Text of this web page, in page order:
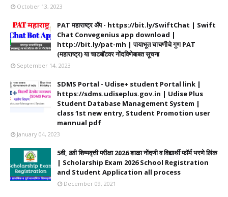
October 13, 2023
PAT महाराष्ट्र ॲप - https://bit.ly/SwiftChat | Swift
Chat Convegenius app download |
http://bit.ly/pat-mh | पायाभूत चाचणीचे गुण PAT
(महाराष्ट्र) या चाटबॉटवर नोंदविणेबाबत सूचना
September 14, 2023
SDMS Portal - Udise+ student Portal link |
https://sdms.udiseplus.gov.in | Udise Plus
Student Database Management System |
class 1st new entry, Student Promotion user
mannual pdf
January 04, 2023
5वी, 8वी शिष्यवृत्ती परीक्षा 2026 शाळा नोंदणी व विद्यार्थी फॉर्म भरणे लिंक
| Scholarship Exam 2026 School Registration
and Student Application all process
December 09, 2021